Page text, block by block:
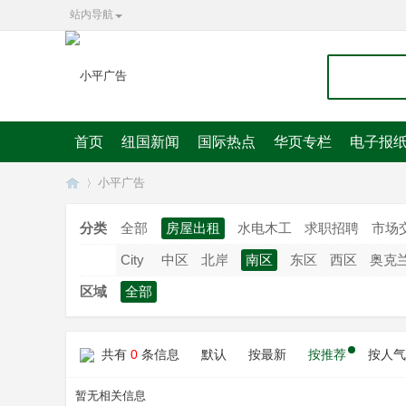
站内导航
首页 纽国新闻 国际热点 华页专栏 电子报
小平广告
分类 全部 房屋出租 水电木工 求职招聘 市场
City 中区 北岸 南区 东区 西区 奥克
区域 全部
共有 0 条信息 默认 按最新 按推荐 按人气
暂无相关信息